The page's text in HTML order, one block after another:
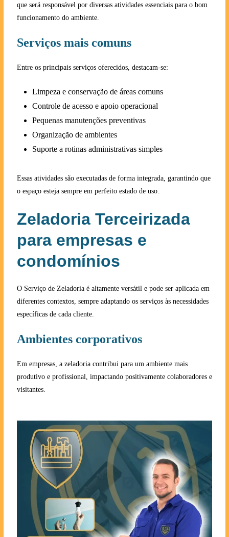
que será responsável por diversas atividades essenciais para o bom
funcionamento do ambiente.
Serviços mais comuns
Entre os principais serviços oferecidos, destacam-se:
Limpeza e conservação de áreas comuns
Controle de acesso e apoio operacional
Pequenas manutenções preventivas
Organização de ambientes
Suporte a rotinas administrativas simples
Essas atividades são executadas de forma integrada, garantindo que
o espaço esteja sempre em perfeito estado de uso.
Zeladoria Terceirizada
para empresas e
condomínios
O Serviço de Zeladoria é altamente versátil e pode ser aplicada em
diferentes contextos, sempre adaptando os serviços às necessidades
específicas de cada cliente.
Ambientes corporativos
Em empresas, a zeladoria contribui para um ambiente mais
produtivo e profissional, impactando positivamente colaboradores e
visitantes.